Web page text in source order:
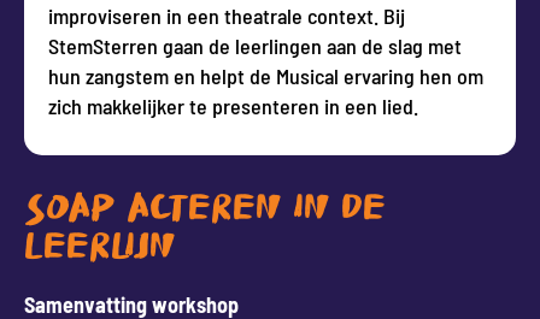
improviseren in een theatrale context. Bij
StemSterren gaan de leerlingen aan de slag met
hun zangstem en helpt de Musical ervaring hen om
zich makkelijker te presenteren in een lied.
SOAP ACTEREN IN DE
LEERLIJN
Samenvatting workshop